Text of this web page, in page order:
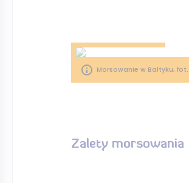
Morsowanie w Bałtyku,
Zalety morsowania